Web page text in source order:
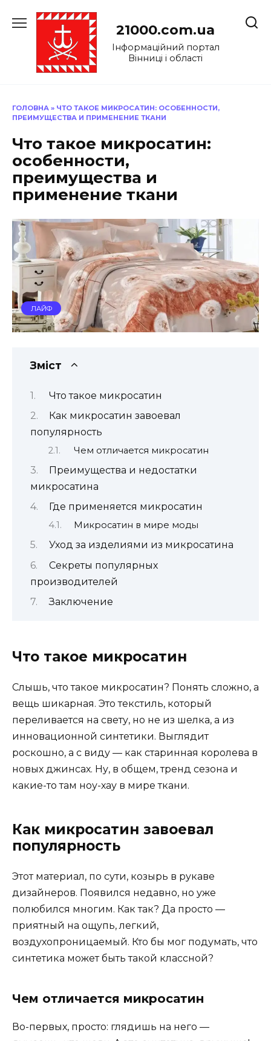
до
21000.com.ua
Інформаційний портал
Вінниці і області
ГОЛОВНА » ЧТО ТАКОЕ МИКРОСАТИН: ОСОБЕННОСТИ,
ПРЕИМУЩЕСТВА И ПРИМЕНЕНИЕ ТКАНИ
Что такое микросатин:
особенности,
преимущества и
применение ткани
ЛАЙФ
Зміст
Что такое микросатин
Как микросатин завоевал
популярность
Чем отличается микросатин
Преимущества и недостатки
микросатина
Где применяется микросатин
Микросатин в мире моды
Уход за изделиями из микросатина
Секреты популярных
производителей
Заключение
Что такое микросатин
Слышь, что такое микросатин? Понять сложно, а
вещь шикарная. Это текстиль, который
переливается на свету, но не из шелка, а из
инновационной синтетики. Выглядит
роскошно, а с виду — как старинная королева в
новых джинсах. Ну, в общем, тренд сезона и
какие-то там ноу-хау в мире ткани.
Как микросатин завоевал
популярность
Этот материал, по сути, козырь в рукаве
дизайнеров. Появился недавно, но уже
полюбился многим. Как так? Да просто —
приятный на ощупь, легкий,
воздухопроницаемый. Кто бы мог подумать, что
синтетика может быть такой классной?
Чем отличается микросатин
Во-первых, просто: глядишь на него —